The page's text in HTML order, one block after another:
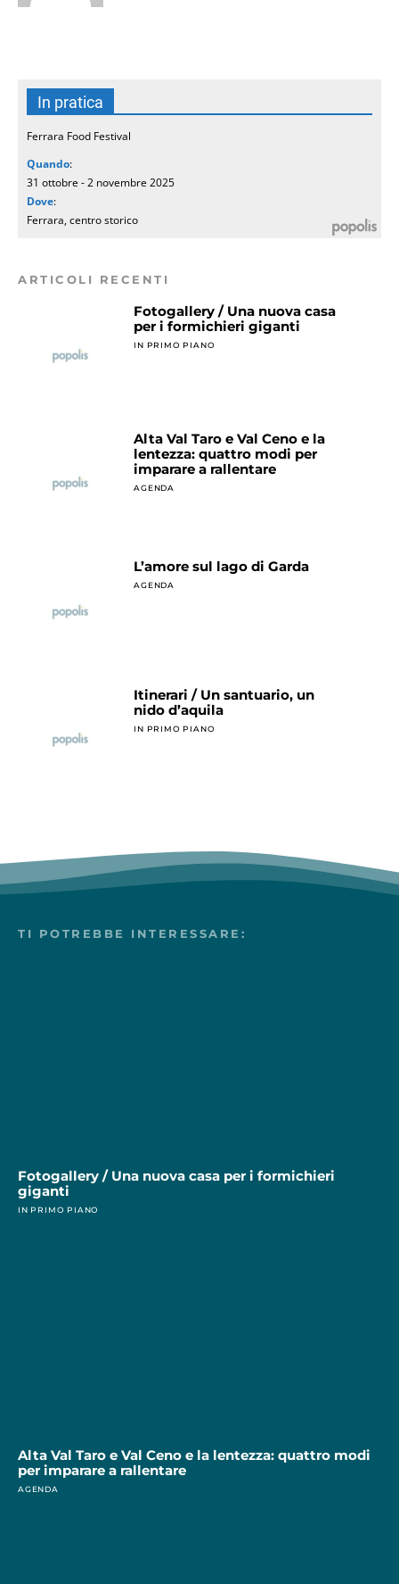
In pratica
Ferrara Food Festival
Quando:
31 ottobre - 2 novembre 2025
Dove:
Ferrara, centro storico
ARTICOLI RECENTI
Fotogallery / Una nuova casa
per i formichieri giganti
IN PRIMO PIANO
Alta Val Taro e Val Ceno e la
lentezza: quattro modi per
imparare a rallentare
AGENDA
L’amore sul lago di Garda
AGENDA
Itinerari / Un santuario, un
nido d’aquila
IN PRIMO PIANO
TI POTREBBE INTERESSARE:
Fotogallery / Una nuova casa per i formichieri
giganti
IN PRIMO PIANO
Alta Val Taro e Val Ceno e la lentezza: quattro modi
per imparare a rallentare
AGENDA